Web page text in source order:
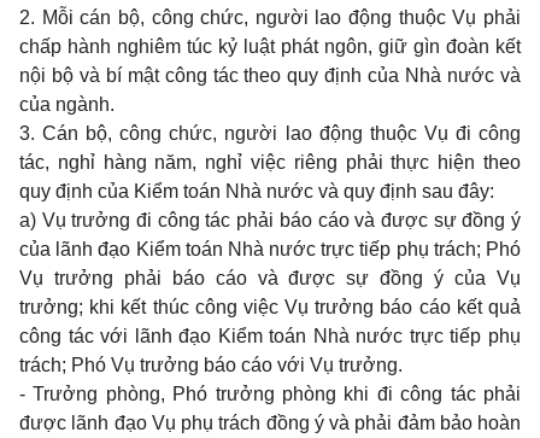
2. Mỗi cán bộ, công chức, người lao động thuộc Vụ phải
chấp hành nghiêm túc kỷ luật phát ngôn, giữ gìn đoàn kết
nội bộ và bí mật công tác theo quy định của Nhà nước và
của ngành.
3. Cán bộ, công chức, người lao động thuộc Vụ đi công
tác, nghỉ hàng năm, nghỉ việc riêng phải thực hiện theo
quy định của Kiểm toán Nhà nước và quy định sau đây:
a) Vụ trưởng đi công tác phải báo cáo và được sự đồng ý
của lãnh đạo Kiểm toán Nhà nước trực tiếp phụ trách; Phó
Vụ trưởng phải báo cáo và được sự đồng ý của Vụ
trưởng; khi kết thúc công việc Vụ trưởng báo cáo kết quả
công tác với lãnh đạo Kiểm toán Nhà nước trực tiếp phụ
trách; Phó Vụ trưởng báo cáo với Vụ trưởng.
- Trưởng phòng, Phó trưởng phòng khi đi công tác phải
được lãnh đạo Vụ phụ trách đồng ý và phải đảm bảo hoàn